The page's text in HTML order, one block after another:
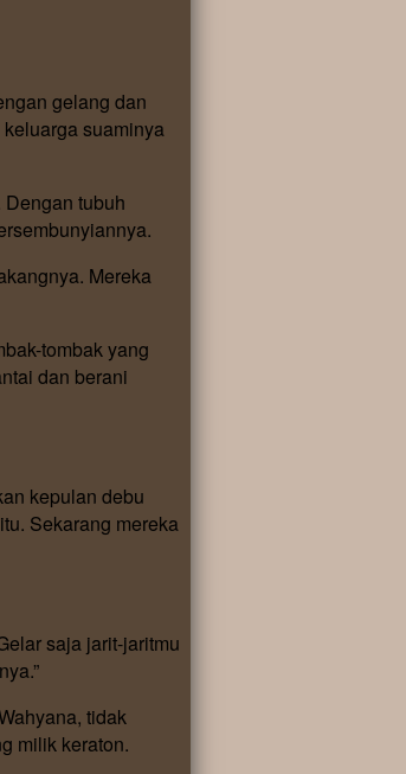
gelang dan
suaminya
tubuh
Mereka
tombak yang
dan berani
kepulan debu
Sekarang mereka
saja jarit-jaritmu
tidak
milik keraton.